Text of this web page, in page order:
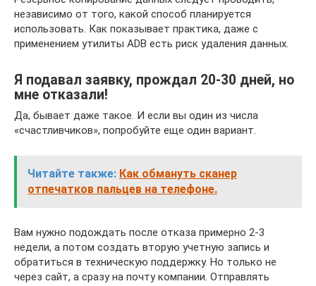
независимо от того, какой способ планируется
использовать. Как показывает практика, даже с
применением утилиты ADB есть риск удаления данных.
Я подавал заявку, прождал 20-30 дней, но
мне отказали!
Да, бывает даже такое. И если вы один из числа
«счастливчиков», попробуйте еще один вариант.
Читайте также: Как обмануть сканер
отпечатков пальцев на телефоне.
Вам нужно подождать после отказа примерно 2-3
недели, а потом создать вторую учетную запись и
обратиться в техническую поддержку. Но только не
через сайт, а сразу на почту компании. Отправлять